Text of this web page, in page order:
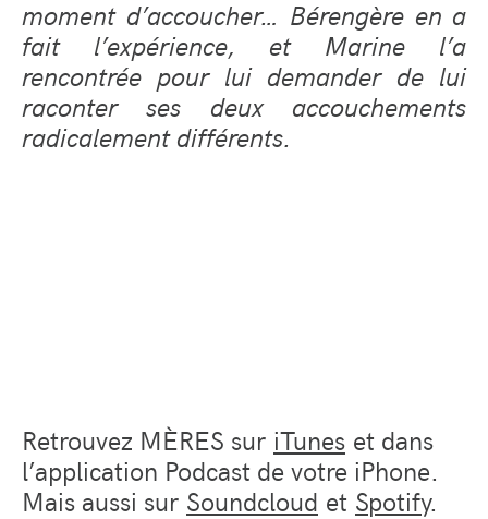
moment d’accoucher… Bérengère en a
fait l’expérience, et Marine l’a
rencontrée pour lui demander de lui
raconter ses deux accouchements
radicalement différents.
Retrouvez MÈRES sur iTunes et dans
l’application Podcast de votre iPhone.
Mais aussi sur Soundcloud et Spotify.